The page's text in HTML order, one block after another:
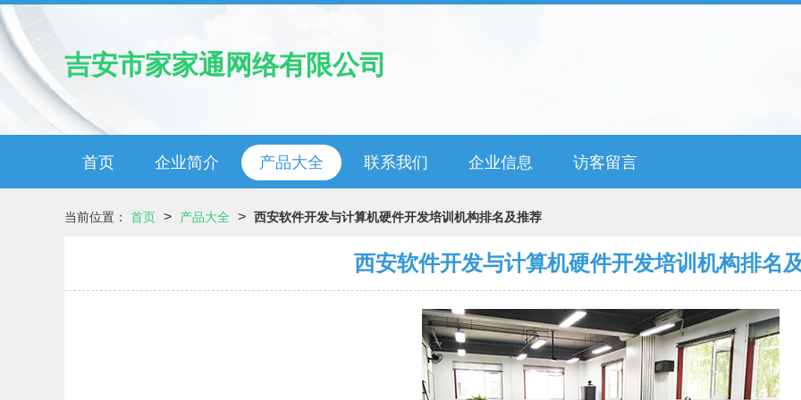
吉安市家家通网络有限公司
首页 企业简介 产品大全 联系我们 企业信息 访客留言
当前位置： 首页 > 产品大全 > 西安软件开发与计算机硬件开发培训机构排名及推荐
西安软件开发与计算机硬件开发培训机构排名